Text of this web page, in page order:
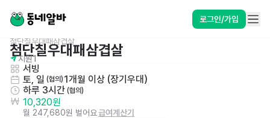
로그인/가입
첨단칠우대패삼겹살
첨단칠우대패삼겹살
지원1
서빙
토, 일 (협의) 1개월 이상 (장기우대)
하루 3시간 (협의)
10,320원
월 247,680원 벌어요급여계산기